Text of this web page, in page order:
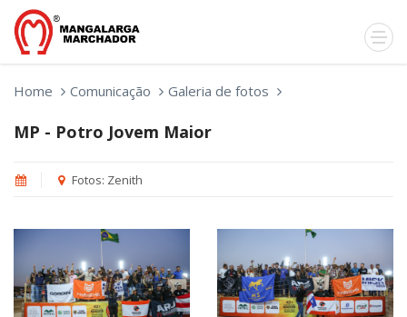
Home Comunicação Galeria de fotos
MP - Potro Jovem Maior
Fotos: Zenith